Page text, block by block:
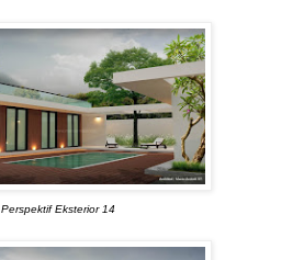
Perspektif Eksterior 14